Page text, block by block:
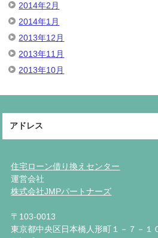
2014年2月
2014年1月
2013年12月
2013年11月
2013年10月
アドレス
住宅ローン借り換えセンター
運営会社
株式会社JMPパートナーズ
〒103-0013
東京都中央区日本橋人形町１－７－